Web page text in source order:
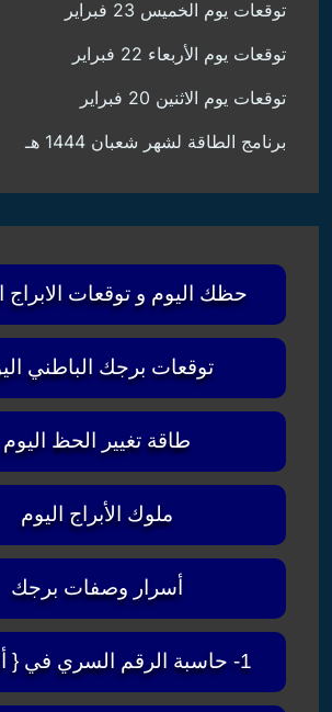
توقعات يوم الخميس 23 فبراير
توقعات يوم الأربعاء 22 فبراير
توقعات يوم الاثنين 20 فبراير
برنامج الطاقة لشهر شعبان 1444 هـ
حظك اليوم و توقعات الابراج
توقعات برجك الباطني
طاقة تغيير الحظ اليوم
ملوك الأبراج اليوم
أسرار وصفات برجك
1- حاسبة الرقم السري في { أسمك }